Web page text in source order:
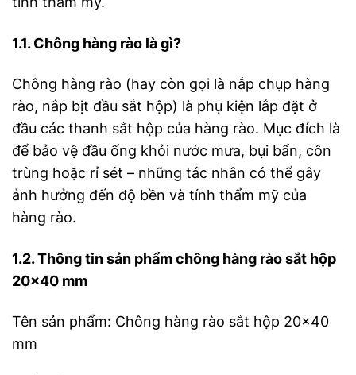
1.1. Chông hàng rào là gì?
Chông hàng rào (hay còn gọi là nắp chụp hàng
rào, nắp bịt đầu sắt hộp) là phụ kiện lắp đặt ở
đầu các thanh sắt hộp của hàng rào. Mục đích là
để bảo vệ đầu ống khỏi nước mưa, bụi bẩn, côn
trùng hoặc rỉ sét – những tác nhân có thể gây
ảnh hưởng đến độ bền và tính thẩm mỹ của
hàng rào.
1.2. Thông tin sản phẩm chông hàng rào sắt hộp
20×40 mm
Tên sản phẩm: Chông hàng rào sắt hộp 20×40
mm